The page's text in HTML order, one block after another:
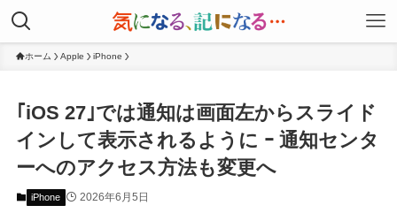
ホーム Apple iPhone
｢iOS 27｣では通知は画面左からスライド
インして表示されるように ｰ 通知センタ
ーへのアクセス方法も変更へ
iPhone 2026年6月5日